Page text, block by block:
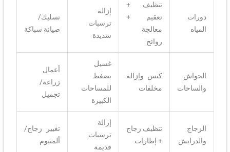
دورات
المياه
تنظيف +
تعقيم +
معالجة
روائح
إزالة
ترسبات
شديدة
تسليك/
صيانة سباكة
الحواش
والساحات
كنس وإزالة
مخلفات
غسيل
بضغط
للمساحات
الكبيرة
أعمال
زراعة/
تجميل
الزجاج
والدرايش
تنظيف زجاج
+ إطارات
إزالة
ترسبات
قديمة
تغيير زجاج/
ألمنيوم